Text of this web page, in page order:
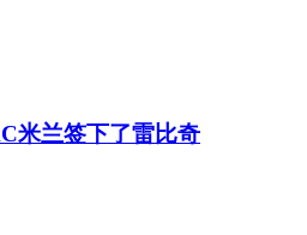
米兰签下了雷比奇